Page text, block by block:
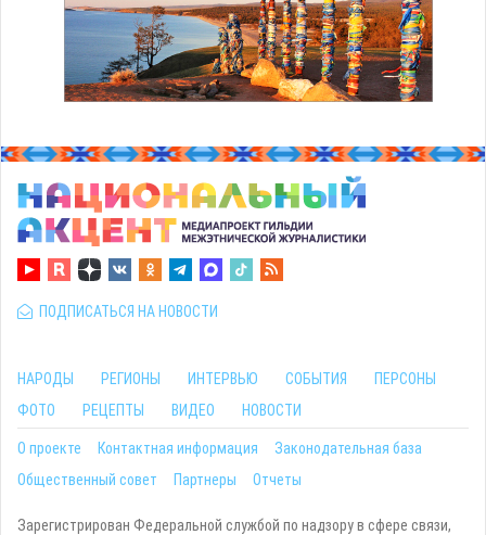
ПОДПИСАТЬСЯ НА НОВОСТИ
НАРОДЫ РЕГИОНЫ ИНТЕРВЬЮ СОБЫТИЯ
ПЕРСОНЫ
ФОТО
РЕЦЕПТЫ ВИДЕО НОВОСТИ
О проекте Контактная информация
Законодательная база
Общественный совет
Партнеры Отчеты
Зарегистрирован Федеральной службой по надзору в сфере связи,